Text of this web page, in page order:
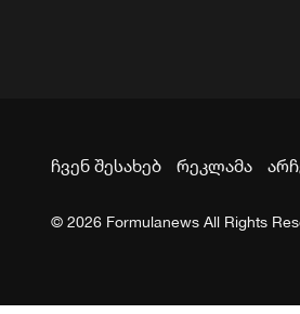
ჩვენ შესახებ რეკლამა
© 2026 Formulanews All Rights